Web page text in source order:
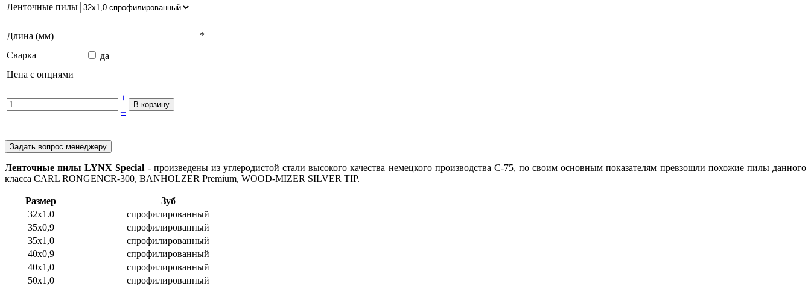
Ленточные пилы
Длина (мм)
*
Сварка
да
Цена с опциями
+
В корзину
–
Задать вопрос менеджеру
Ленточные пилы LYNX Special - произведены из углеродистой стали высокого качества немецкого производства С-75, по своим основным показателям превзошли похожие пилы данного
класса CARL RONGENCR-300, BANHOLZER Premium, WOOD-MIZER SILVER TIP.
Размер
Зуб
32x1.0
спрофилированный
35x0,9
спрофилированный
35x1,0
спрофилированный
40x0,9
спрофилированный
40x1,0
спрофилированный
50x1,0
спрофилированный